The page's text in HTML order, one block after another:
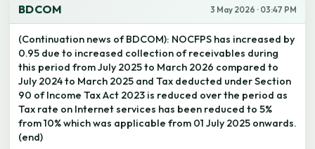
BDCOM 3 May 2026 · 03:47 PM
(Continuation news of BDCOM): NOCFPS has increased by
0.95 due to increased collection of receivables during
this period from July 2025 to March 2026 compared to
July 2024 to March 2025 and Tax deducted under Section
90 of Income Tax Act 2023 is reduced over the period as
Tax rate on Internet services has been reduced to 5%
from 10% which was applicable from 01 July 2025 onwards.
(end)